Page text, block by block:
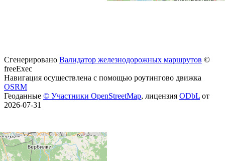
Сгенерировано Валидатор железнодорожных маршрутов ©
freeExec
Навигация осуществлена с помощью роутингово движка
OSRM
Геоданные © Участники OpenStreetMap, лицензия ODbL от
2026-07-31